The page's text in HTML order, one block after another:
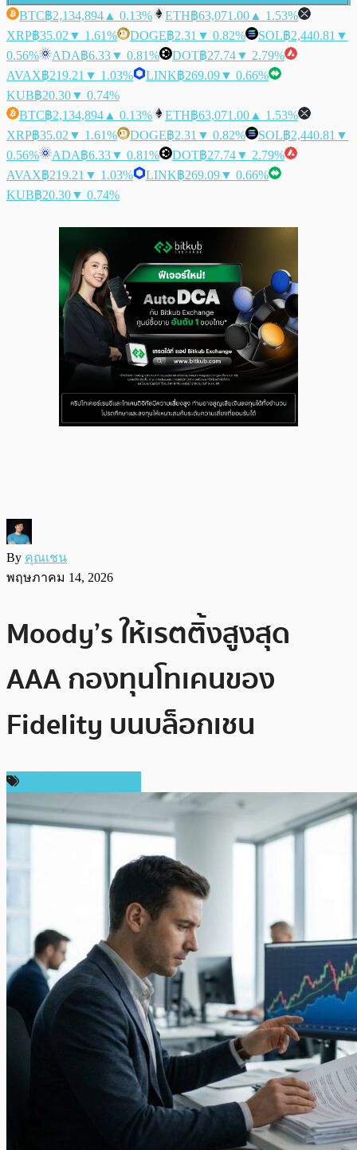
BTC฿2,134,894 ▲ 0.13% ETH฿63,071.00 ▲ 1.53%
XRP฿35.02 ▼ 1.61% DOGE฿2.31 ▼ 0.82% SOL฿2,440.81 ▼
0.56%
ADA฿6.33▼ 0.81% DOT฿27.74▼ 2.79%
AVAX฿219.21 ▼ 1.03% LINK฿269.09▼ 0.66%
KUB฿20.30▼ 0.74%
BTC฿2,134,894 ▲ 0.13% ETH฿63,071.00 ▲ 1.53%
XRP฿35.02 ▼ 1.61% DOGE฿2.31 ▼ 0.82% SOL฿2,440.81 ▼
0.56%
ADA฿6.33▼ 0.81% DOT฿27.74▼ 2.79%
AVAX฿219.21 ▼ 1.03% LINK฿269.09▼ 0.66%
KUB฿20.30▼ 0.74%
By คุณเชน
พฤษภาคม 14, 2026
Moody’s ให้เรตติ้งสูงสุด
AAA กองทุนโทเคนของ
Fidelity บนบล็อกเชน